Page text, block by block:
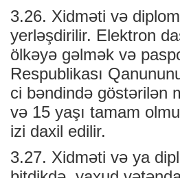
3.26. Xidməti və
yerləşdirilir. Elektron
ölkəyə gəlmək və
Respublikası
ci bəndində göstərilən
və 15 yaşı tamam
izi daxil edilir.
3.27. Xidməti və ya